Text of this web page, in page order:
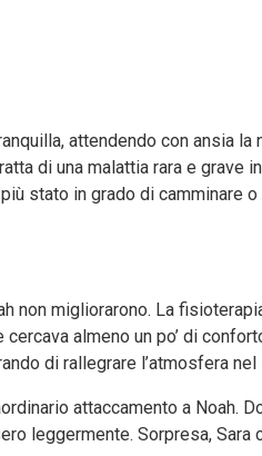
attendendo con ansia
di una malattia rara e
stato in grado di
non migliorarono. La
almeno un po’ di
di rallegrare l’atmosfera
attaccamento a Noah.
leggermente. Sorpresa,